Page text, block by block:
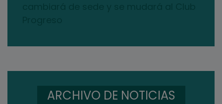
ARCHIVO DE NOTICIAS